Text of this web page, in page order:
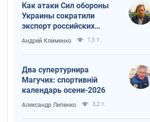
Как атаки Сил обороны
Украины сократили
экспорт российских
нефтепродуктов
Андрей Клименко 1,5 т.
Два супертурнира
Магучих: спортивній
календарь осени-2026
Александр Липенко 3,2 т.